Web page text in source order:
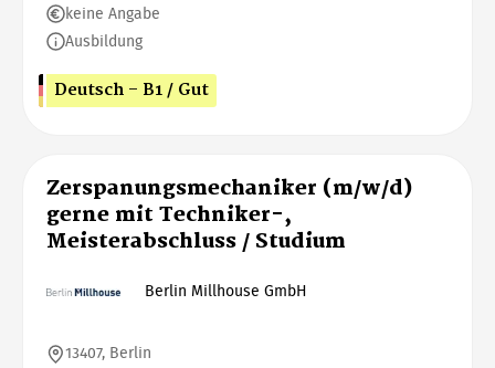
keine Angabe
Ausbildung
Deutsch - B1 / Gut
Zerspanungsmechaniker (m/w/d)
gerne mit Techniker-,
Meisterabschluss / Studium
Berlin Millhouse GmbH
13407, Berlin